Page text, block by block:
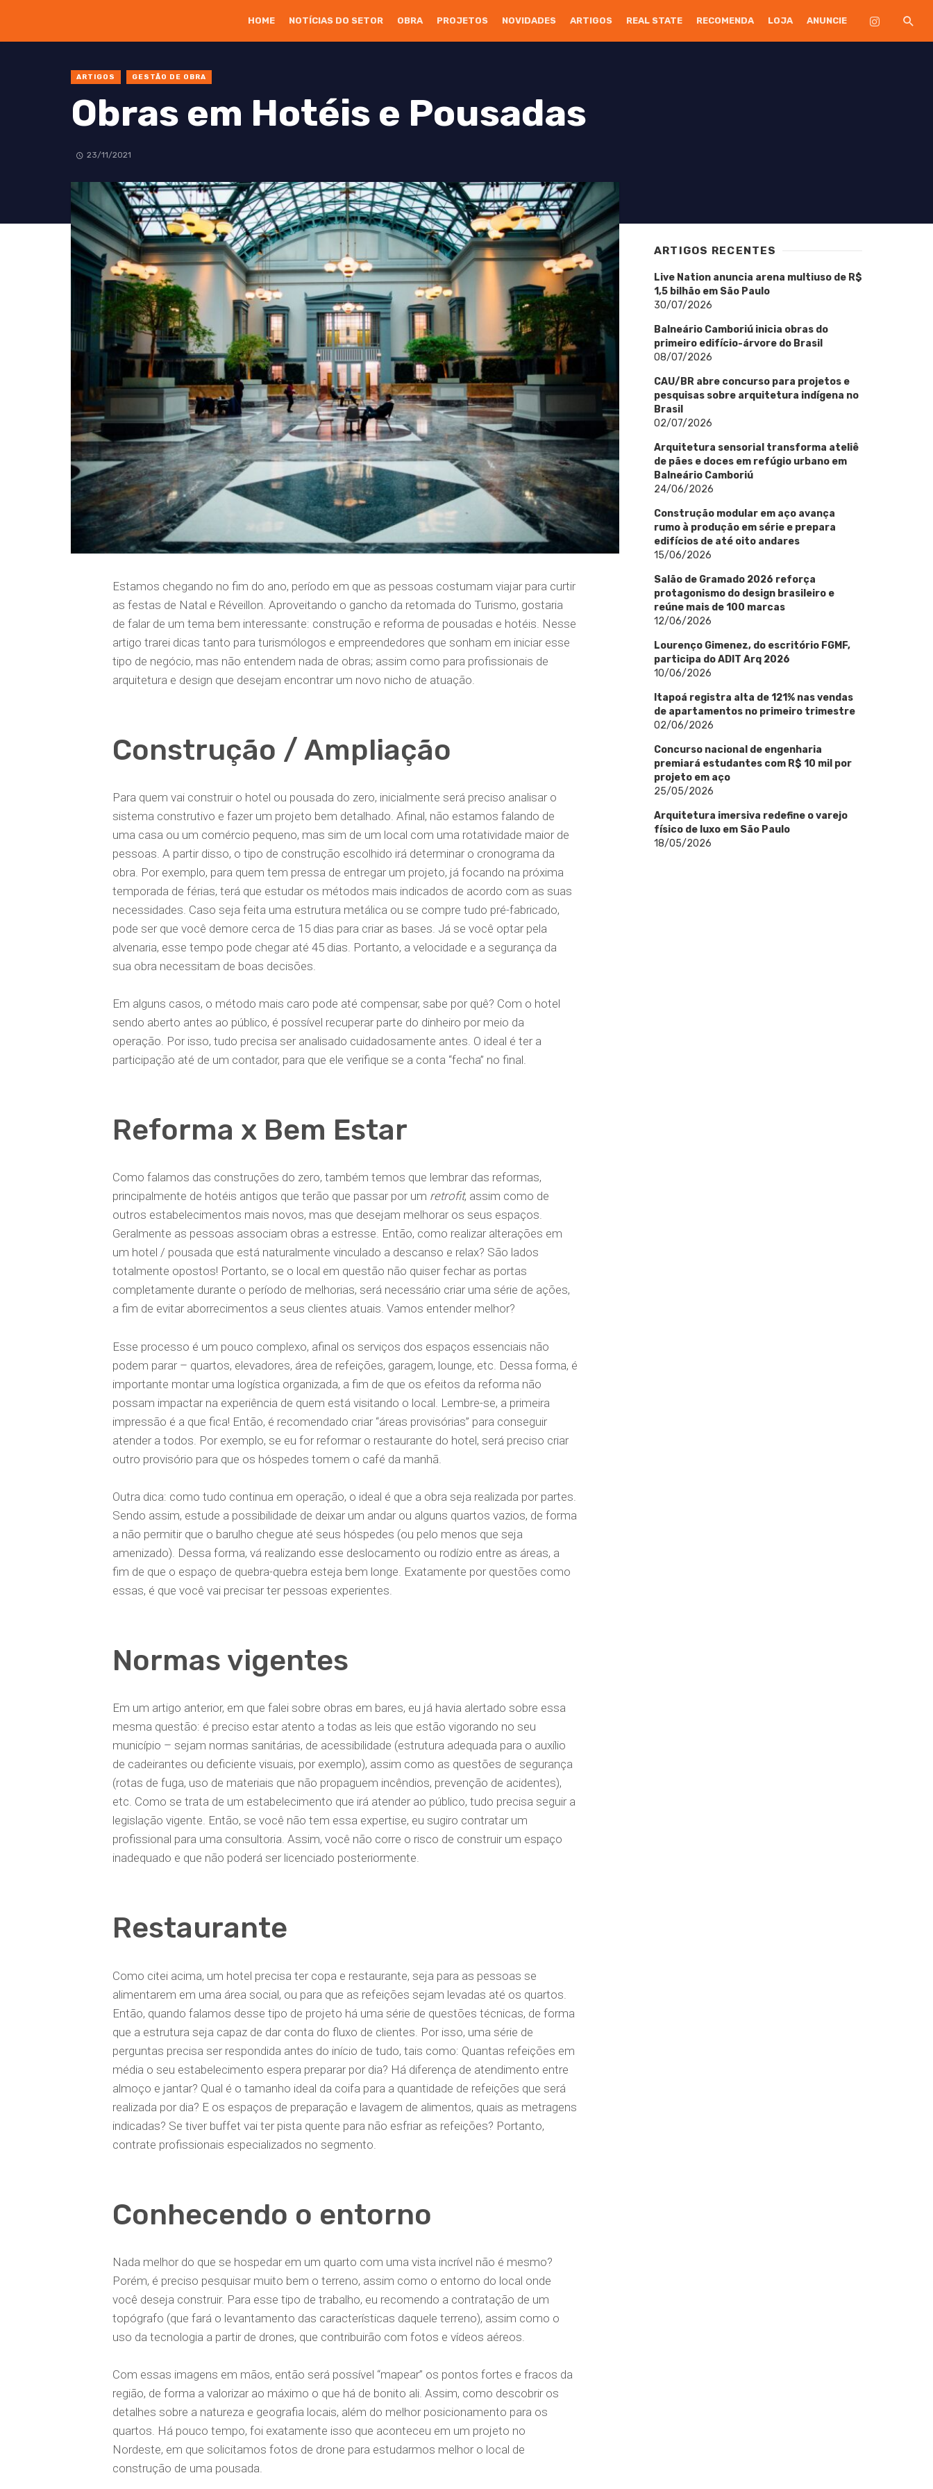
HOME NOTÍCIAS DO SETOR OBRA PROJETOS NOVIDADES ARTIGOS REAL STATE RECOMENDA LOJA ANUNCIE
ARTIGOS GESTÃO DE OBRA
Obras em Hotéis e Pousadas
23/11/2021
Estamos chegando no fim do ano, período em que as pessoas costumam viajar para curtir
as festas de Natal e Réveillon. Aproveitando o gancho da retomada do Turismo, gostaria
de falar de um tema bem interessante: construção e reforma de pousadas e hotéis. Nesse
artigo trarei dicas tanto para turismólogos e empreendedores que sonham em iniciar esse
tipo de negócio, mas não entendem nada de obras; assim como para profissionais de
arquitetura e design que desejam encontrar um novo nicho de atuação.
Construção / Ampliação
Para quem vai construir o hotel ou pousada do zero, inicialmente será preciso analisar o
sistema construtivo e fazer um projeto bem detalhado. Afinal, não estamos falando de
uma casa ou um comércio pequeno, mas sim de um local com uma rotatividade maior de
pessoas. A partir disso, o tipo de construção escolhido irá determinar o cronograma da
obra. Por exemplo, para quem tem pressa de entregar um projeto, já focando na próxima
temporada de férias, terá que estudar os métodos mais indicados de acordo com as suas
necessidades. Caso seja feita uma estrutura metálica ou se compre tudo pré-fabricado,
pode ser que você demore cerca de 15 dias para criar as bases. Já se você optar pela
alvenaria, esse tempo pode chegar até 45 dias. Portanto, a velocidade e a segurança da
sua obra necessitam de boas decisões.
Em alguns casos, o método mais caro pode até compensar, sabe por quê? Com o hotel
sendo aberto antes ao público, é possível recuperar parte do dinheiro por meio da
operação. Por isso, tudo precisa ser analisado cuidadosamente antes. O ideal é ter a
participação até de um contador, para que ele verifique se a conta “fecha” no final.
Reforma x Bem Estar
Como falamos das construções do zero, também temos que lembrar das reformas,
principalmente de hotéis antigos que terão que passar por um retrofit, assim como de
outros estabelecimentos mais novos, mas que desejam melhorar os seus espaços.
Geralmente as pessoas associam obras a estresse. Então, como realizar alterações em
um hotel / pousada que está naturalmente vinculado a descanso e relax? São lados
totalmente opostos! Portanto, se o local em questão não quiser fechar as portas
completamente durante o período de melhorias, será necessário criar uma série de ações,
a fim de evitar aborrecimentos a seus clientes atuais. Vamos entender melhor?
Esse processo é um pouco complexo, afinal os serviços dos espaços essenciais não
podem parar – quartos, elevadores, área de refeições, garagem, lounge, etc. Dessa forma, é
importante montar uma logística organizada, a fim de que os efeitos da reforma não
possam impactar na experiência de quem está visitando o local. Lembre-se, a primeira
impressão é a que fica! Então, é recomendado criar “áreas provisórias” para conseguir
atender a todos. Por exemplo, se eu for reformar o restaurante do hotel, será preciso criar
outro provisório para que os hóspedes tomem o café da manhã.
Outra dica: como tudo continua em operação, o ideal é que a obra seja realizada por partes.
Sendo assim, estude a possibilidade de deixar um andar ou alguns quartos vazios, de forma
a não permitir que o barulho chegue até seus hóspedes (ou pelo menos que seja
amenizado). Dessa forma, vá realizando esse deslocamento ou rodízio entre as áreas, a
fim de que o espaço de quebra-quebra esteja bem longe. Exatamente por questões como
essas, é que você vai precisar ter pessoas experientes.
Normas vigentes
Em um artigo anterior, em que falei sobre obras em bares, eu já havia alertado sobre essa
mesma questão: é preciso estar atento a todas as leis que estão vigorando no seu
município – sejam normas sanitárias, de acessibilidade (estrutura adequada para o auxílio
de cadeirantes ou deficiente visuais, por exemplo), assim como as questões de segurança
(rotas de fuga, uso de materiais que não propaguem incêndios, prevenção de acidentes),
etc. Como se trata de um estabelecimento que irá atender ao público, tudo precisa seguir a
legislação vigente. Então, se você não tem essa expertise, eu sugiro contratar um
profissional para uma consultoria. Assim, você não corre o risco de construir um espaço
inadequado e que não poderá ser licenciado posteriormente.
Restaurante
Como citei acima, um hotel precisa ter copa e restaurante, seja para as pessoas se
alimentarem em uma área social, ou para que as refeições sejam levadas até os quartos.
Então, quando falamos desse tipo de projeto há uma série de questões técnicas, de forma
que a estrutura seja capaz de dar conta do fluxo de clientes. Por isso, uma série de
perguntas precisa ser respondida antes do início de tudo, tais como: Quantas refeições em
média o seu estabelecimento espera preparar por dia? Há diferença de atendimento entre
almoço e jantar? Qual é o tamanho ideal da coifa para a quantidade de refeições que será
realizada por dia? E os espaços de preparação e lavagem de alimentos, quais as metragens
indicadas? Se tiver buffet vai ter pista quente para não esfriar as refeições? Portanto,
contrate profissionais especializados no segmento.
Conhecendo o entorno
Nada melhor do que se hospedar em um quarto com uma vista incrível não é mesmo?
Porém, é preciso pesquisar muito bem o terreno, assim como o entorno do local onde
você deseja construir. Para esse tipo de trabalho, eu recomendo a contratação de um
topógrafo (que fará o levantamento das características daquele terreno), assim como o
uso da tecnologia a partir de drones, que contribuirão com fotos e vídeos aéreos.
Com essas imagens em mãos, então será possível “mapear” os pontos fortes e fracos da
região, de forma a valorizar ao máximo o que há de bonito ali. Assim, como descobrir os
detalhes sobre a natureza e geografia locais, além do melhor posicionamento para os
quartos. Há pouco tempo, foi exatamente isso que aconteceu em um projeto no
Nordeste, em que solicitamos fotos de drone para estudarmos melhor o local de
construção de uma pousada.
ARTIGOS RECENTES
Live Nation anuncia arena multiuso de R$
1,5 bilhão em São Paulo
30/07/2026
Balneário Camboriú inicia obras do
primeiro edifício-árvore do Brasil
08/07/2026
CAU/BR abre concurso para projetos e
pesquisas sobre arquitetura indígena no
Brasil
02/07/2026
Arquitetura sensorial transforma ateliê
de pães e doces em refúgio urbano em
Balneário Camboriú
24/06/2026
Construção modular em aço avança
rumo à produção em série e prepara
edifícios de até oito andares
15/06/2026
Salão de Gramado 2026 reforça
protagonismo do design brasileiro e
reúne mais de 100 marcas
12/06/2026
Lourenço Gimenez, do escritório FGMF,
participa do ADIT Arq 2026
10/06/2026
Itapoá registra alta de 121% nas vendas
de apartamentos no primeiro trimestre
02/06/2026
Concurso nacional de engenharia
premiará estudantes com R$ 10 mil por
projeto em aço
25/05/2026
Arquitetura imersiva redefine o varejo
físico de luxo em São Paulo
18/05/2026